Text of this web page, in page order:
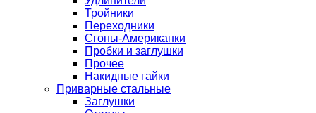
Тройники
Переходники
Сгоны-Американки
Пробки и заглушки
Прочее
Накидные гайки
Приварные стальные
Заглушки